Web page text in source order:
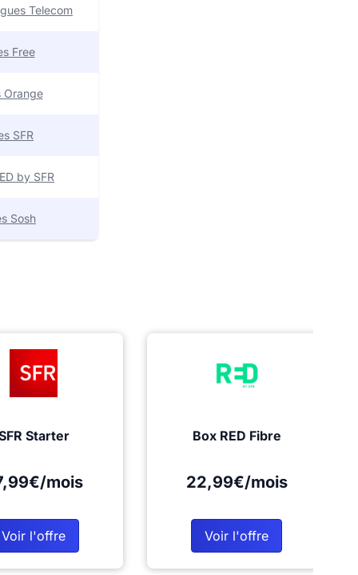
Telecom
Free
Orange
SFR
by SFR
Sosh
Starter
mois
Voir l'offre
Box RED Fibre
22,99€/mois
Voir l'offre